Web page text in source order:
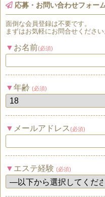
応募・お問い合わせフォー
面倒な会員登録は不要です。
まずはお気軽にお問合せください
お名前(必須)
年齢 (必須)
メールアドレス (必須)
エステ経験 (必須)